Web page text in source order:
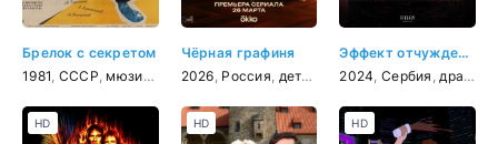
Брелок с секретом
1981 СССР мюзикл комедия
Чёрная графиня
2026 Россия детектив ,триллер
Эффект отчуждения
2024 Сербия драма
HD HD HD